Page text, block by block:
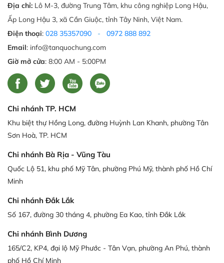
Địa chỉ: Lô M-3, đường Trung Tâm, khu công nghiệp Long Hậu,
Ấp Long Hậu 3, xã Cần Giuộc, tỉnh Tây Ninh, Việt Nam.
Điện thoại: 028 35357090 -
0972 888 892
Email: info@tanquochung.com
Giờ mở cửa: 8:00 AM - 5:00PM
Chi nhánh TP. HCM
Khu biệt thự Hồng Long, đường Huỳnh Lan Khanh, phường Tân
Sơn Hoà, TP. HCM
Chi nhánh Bà Rịa - Vũng Tàu
Quốc Lộ 51, khu phố Mỹ Tân, phường Phú Mỹ, thành phố Hồ Chí
Minh
Chi nhánh Đắk Lắk
Số 167, đường 30 tháng 4, phường Ea Kao, tỉnh Đắk Lắk
Chi nhánh Bình Dương
165/C2, KP4, đại lộ Mỹ Phước - Tân Vạn, phường An Phú, thành
phố Hồ Chí Minh